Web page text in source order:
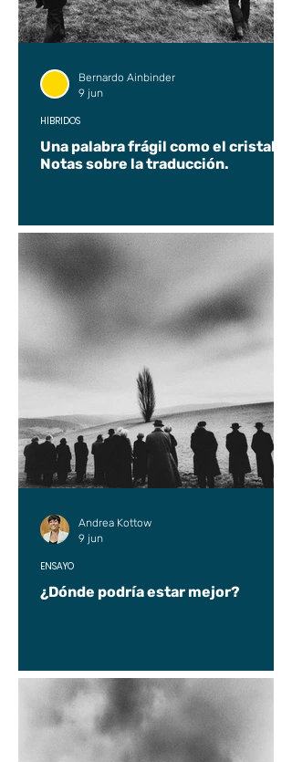
Una palabra frágil como el cristal.
Notas sobre la traducción.
HÍBRIDOS
Bernardo Ainbinder
9 jun
¿Dónde podría estar mejor?
ENSAYO
Andrea Kottow
9 jun